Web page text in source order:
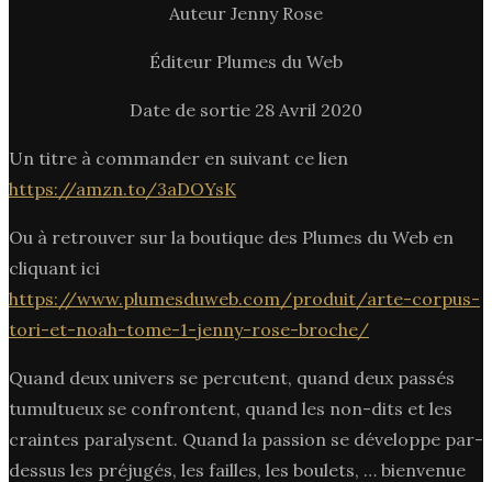
Auteur Jenny Rose
Éditeur Plumes du Web
Date de sortie 28 Avril 2020
Un titre à commander en suivant ce lien
https://amzn.to/3aDOYsK
Ou à retrouver sur la boutique des Plumes du Web en
cliquant ici
https://www.plumesduweb.com/produit/arte-corpus-
tori-et-noah-tome-1-jenny-rose-broche/
Quand deux univers se percutent, quand deux passés
tumultueux se confrontent, quand les non-dits et les
craintes paralysent. Quand la passion se développe par-
dessus les préjugés, les failles, les boulets, … bienvenue